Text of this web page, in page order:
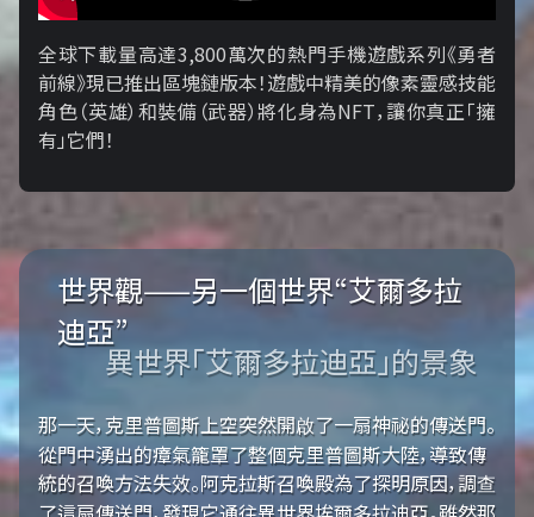
全球下載量高達3,800萬次的熱門手機遊戲系列《勇者
前線》現已推出區塊鏈版本！遊戲中精美的像素靈感技能
角色（英雄）和裝備（武器）將化身為NFT，讓你真正「擁​​
有」它們！
世界觀——另一個世界“艾爾多拉
迪亞”
異世界「艾爾多拉迪亞」的景象
那一天，克里普圖斯上空突然開啟了一扇神祕的傳送門。
從門中湧出的瘴氣籠罩了整個克里普圖斯大陸，導致傳
統的召喚方法失效。阿克拉斯召喚殿為了探明原因，調查